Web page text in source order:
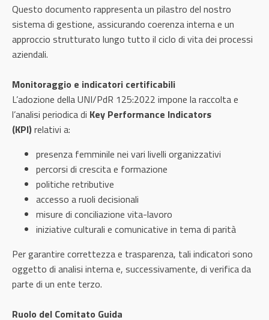
Questo documento rappresenta un pilastro del nostro
sistema di gestione, assicurando coerenza interna e un
approccio strutturato lungo tutto il ciclo di vita dei processi
aziendali.
Monitoraggio e indicatori certificabili
L’adozione della UNI/PdR 125:2022 impone la raccolta e
l’analisi periodica di Key Performance Indicators
(KPI)relativi a:
presenza femminile nei vari livelli organizzativi
percorsi di crescita e formazione
politiche retributive
accesso a ruoli decisionali
misure di conciliazione vita-lavoro
iniziative culturali e comunicative in tema di parità
Per garantire correttezza e trasparenza, tali indicatori sono
oggetto di analisi interna e, successivamente, di verifica da
parte di un ente terzo.
Ruolo del Comitato Guida